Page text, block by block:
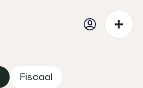
Fiscaal